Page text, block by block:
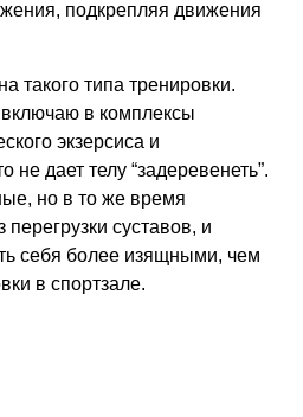
подкрепляя движения
такого типа тренировки.
в комплексы
экзерсиса и
не дает телу “задеревенеть”.
но в то же время
суставов, и
себя более изящными, чем
в спортзале.